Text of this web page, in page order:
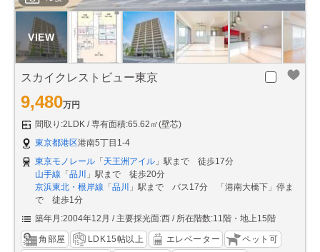
スカイクレストビュー東京
9,480万円
間取り:2LDK
専有面積:65.62㎡(壁芯)
東京都港区港南5丁目1-4
東京モノレール 「 天王洲アイル 」駅まで 徒歩17分
山手線 「 品川
」駅まで 徒歩20分
京浜東北・根岸線 「 品川
」駅まで バス17分 「港南大橋下」停ま
で 徒歩1分
築年月:2004年12月
主要採光面:西 所在階数:11階・地上15階
角部屋 LDK15帖以上 エレベーター
ペット可